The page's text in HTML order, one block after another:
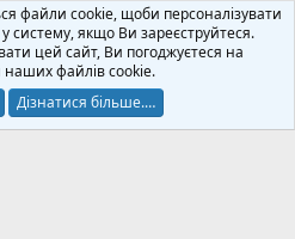
енергії
Допомога
файли cookie, щоби персоналізувати
систему, якщо Ви зареєструйтеся.
цей сайт, Ви погоджуєтеся на
наших файлів cookie.
Дізнатися більше.…